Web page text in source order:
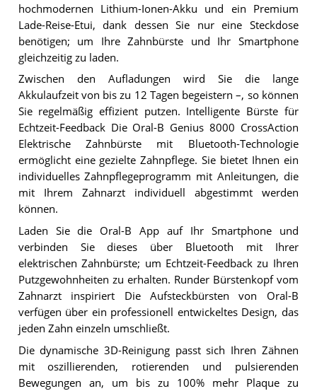
hochmodernen Lithium-Ionen-Akku und ein Premium
Lade-Reise-Etui, dank dessen Sie nur eine Steckdose
benötigen; um Ihre Zahnbürste und Ihr Smartphone
gleichzeitig zu laden.
Zwischen den Aufladungen wird Sie die lange
Akkulaufzeit von bis zu 12 Tagen begeistern –, so können
Sie regelmäßig effizient putzen. Intelligente Bürste für
Echtzeit-Feedback Die Oral-B Genius 8000 CrossAction
Elektrische Zahnbürste mit Bluetooth-Technologie
ermöglicht eine gezielte Zahnpflege. Sie bietet Ihnen ein
individuelles Zahnpflegeprogramm mit Anleitungen, die
mit Ihrem Zahnarzt individuell abgestimmt werden
können.
Laden Sie die Oral-B App auf Ihr Smartphone und
verbinden Sie dieses über Bluetooth mit Ihrer
elektrischen Zahnbürste; um Echtzeit-Feedback zu Ihren
Putzgewohnheiten zu erhalten. Runder Bürstenkopf vom
Zahnarzt inspiriert Die Aufsteckbürsten von Oral-B
verfügen über ein professionell entwickeltes Design, das
jeden Zahn einzeln umschließt.
Die dynamische 3D-Reinigung passt sich Ihren Zähnen
mit oszillierenden, rotierenden und pulsierenden
Bewegungen an, um bis zu 100% mehr Plaque zu